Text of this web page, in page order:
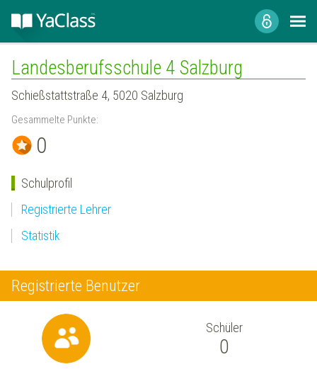
Landesberufsschule 4 Salzburg
Schießstattstraße 4, 5020 Salzburg
Gesammelte Punkte:
0
Schulprofil
Registrierte Lehrer
Statistik
Registrierte Benutzer
Schüler
0